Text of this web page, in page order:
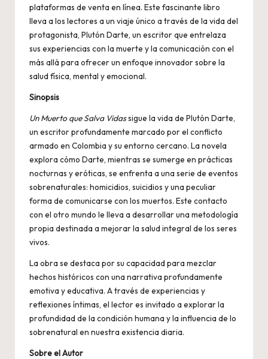
plataformas de venta en línea. Este fascinante libro
lleva a los lectores a un viaje único a través de la vida del
protagonista, Plutón Darte, un escritor que entrelaza
sus experiencias con la muerte y la comunicación con el
más allá para ofrecer un enfoque innovador sobre la
salud física, mental y emocional.
Sinopsis
Un Muerto que Salva Vidassigue la vida de Plutón Darte,
un escritor profundamente marcado por el conflicto
armado en Colombia y su entorno cercano. La novela
explora cómo Darte, mientras se sumerge en prácticas
nocturnas y eróticas, se enfrenta a una serie de eventos
sobrenaturales: homicidios, suicidios y una peculiar
forma de comunicarse con los muertos. Este contacto
con el otro mundo le lleva a desarrollar una metodología
propia destinada a mejorar la salud integral de los seres
vivos.
La obra se destaca por su capacidad para mezclar
hechos históricos con una narrativa profundamente
emotiva y educativa. A través de experiencias y
reflexiones íntimas, el lector es invitado a explorar la
profundidad de la condición humana y la influencia de lo
sobrenatural en nuestra existencia diaria.
Sobre el Autor